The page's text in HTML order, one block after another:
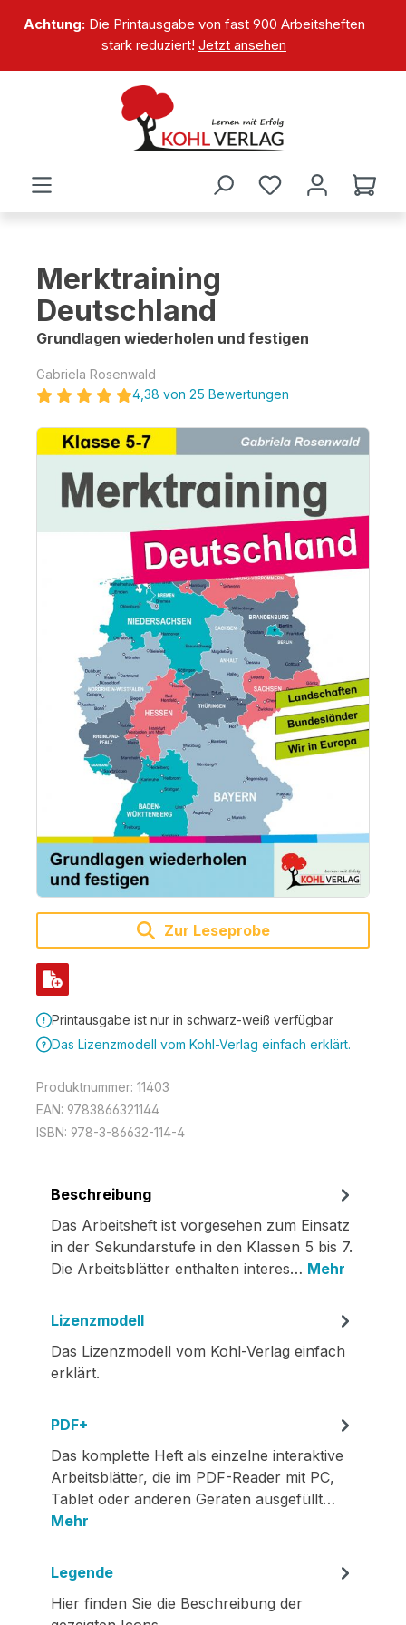
springen
Achtung:Die Printausgabe von fast 900 Arbeitsheften
stark reduziert! Jetzt ansehen
Merktraining
Deutschland
Grundlagen wiederholen und festigen
Gabriela Rosenwald
4,38 von 25 Bewertungen
Bildergalerie überspringen
Zur Leseprobe
Printausgabe ist nur in schwarz-weiß verfügbar
Das Lizenzmodell vom Kohl-Verlag einfach erklärt.
Produktnummer: 11403
EAN: 9783866321144
ISBN: 978-3-86632-114-4
Beschreibung
Das Arbeitsheft ist vorgesehen zum Einsatz
in der Sekundarstufe in den Klassen 5 bis 7.
Die Arbeitsblätter enthalten interes… Mehr
Lizenzmodell
Das Lizenzmodell vom Kohl-Verlag einfach
erklärt.
PDF+
Das komplette Heft als einzelne interaktive
Arbeitsblätter, die im PDF-Reader mit PC,
Tablet oder anderen Geräten ausgefüllt…
Mehr
Legende
Hier finden Sie die Beschreibung der